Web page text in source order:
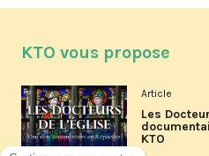
KTO vous propose
Article
Les
KTO